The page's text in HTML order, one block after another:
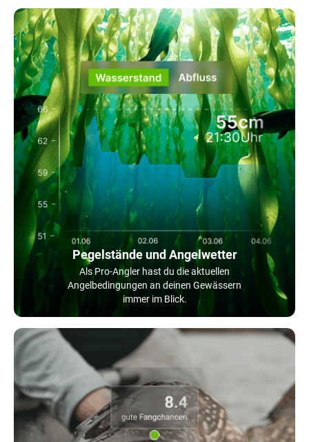
Pegelstände und Angelwetter
Als Pro-Angler hast du die aktuellen
Angelbedingungen an deinen Gewässern
immer im Blick.